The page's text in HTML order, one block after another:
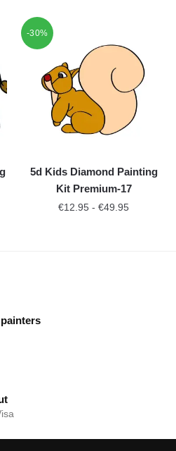
-30%
5d Kids Diamond Painting
Kit Premium-17
€12.95 - €49.95